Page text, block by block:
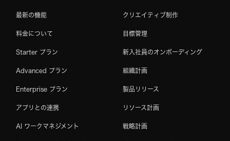
最新の機能
料金について
Starter プラン
Advanced プラン
Enterprise プラン
アプリとの連携
AI ワークマネジメント
クリエイティブ制作
目標管理
新入社員のオンボーディング
組織計画
製品リリース
リソース計画
戦略計画